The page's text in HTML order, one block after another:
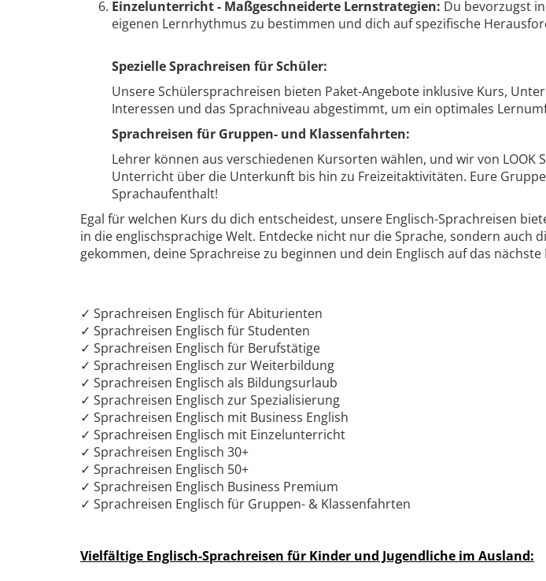
Einzelunterricht - Maßgeschneiderte Lernstrategien: Du bevorzugst
eigenen Lernrhythmus zu bestimmen und dich auf spezifische
Spezielle Sprachreisen für Schüler:
Unsere Schülersprachreisen bieten Paket-Angebote inklusive Kurs,
Interessen und das Sprachniveau abgestimmt, um ein optimales
Sprachreisen für Gruppen- und Klassenfahrten:
Lehrer können aus verschiedenen Kursorten wählen, und wir von
Unterricht über die Unterkunft bis hin zu Freizeitaktivitäten. Eure
Sprachaufenthalt!
Egal für welchen Kurs du dich entscheidest, unsere Englisch-Sprachreisen
in die englischsprachige Welt. Entdecke nicht nur die Sprache, sondern auch
gekommen, deine Sprachreise zu beginnen und dein Englisch auf das nächste
✓ Sprachreisen Englisch für Abiturienten
✓ Sprachreisen Englisch für Studenten
✓ Sprachreisen Englisch für Berufstätige
✓ Sprachreisen Englisch zur Weiterbildung
✓ Sprachreisen Englisch als Bildungsurlaub
✓ Sprachreisen Englisch zur Spezialisierung
✓ Sprachreisen Englisch mit Business English
✓ Sprachreisen Englisch mit Einzelunterricht
✓ Sprachreisen Englisch 30+
✓ Sprachreisen Englisch 50+
✓ Sprachreisen Englisch Business Premium
✓ Sprachreisen Englisch für Gruppen- & Klassenfahrten
Vielfältige Englisch-Sprachreisen für Kinder und Jugendliche im Ausland: